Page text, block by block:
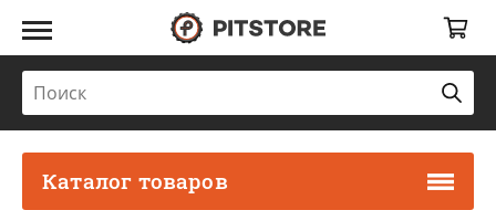
Каталог товаров